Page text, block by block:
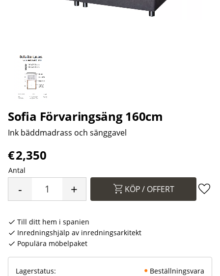
Sofia Förvaringsäng 160cm
Ink bäddmadrass och sänggavel
€2,350
Antal
+
- KÖP
Till ditt hem i spanien
Inredningshjälp av inredningsarkitekt
Populära möbelpaket
Lagerstatus
Beställningsvara